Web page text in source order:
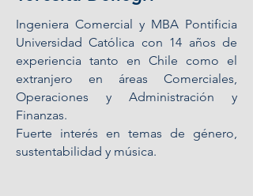
Ingeniera Comercial y MBA Pontificia
Universidad Católica con 14 años de
experiencia tanto en Chile como el
extranjero en áreas Comerciales,
Operaciones y Administración y
Finanzas.
Fuerte interés en temas de género,
sustentabilidad y música.